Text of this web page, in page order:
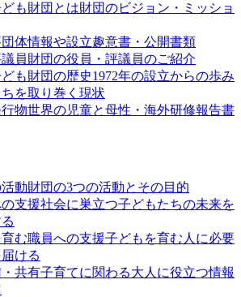
も財団とは財団のビジョン・ミッショ
団体情報や設立趣意書・公開書類
員財団の役員・評議員のご紹介
も財団の歴史1972年の設立からの歩み
を取り巻く現状
物世界の児童と母性・海外研修報告書
動財団の3つの活動とその目的
支援社会に巣立つ子どもたちの未来を
む職員への支援子どもを育む人に必要
ける
共有子育てに関わる大人に役立つ情報